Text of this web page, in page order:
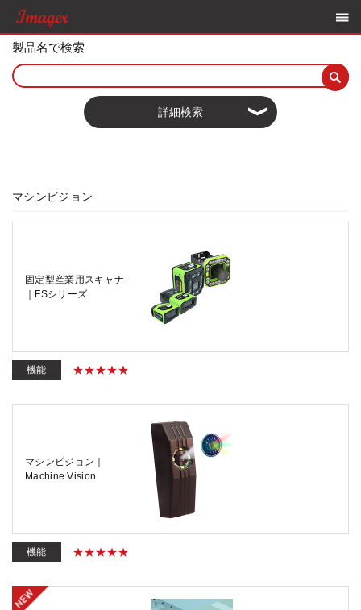
製品名で検索
詳細検索
マシンビジョン
固定型産業用スキャナ
｜FSシリーズ
機能
マシンビジョン｜
Machine Vision
機能